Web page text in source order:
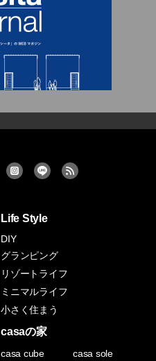
Life Style
DIY
グランピング
リゾートライフ
ミニマルライフ
小さく住まう
casaの家
casa cube casa sole